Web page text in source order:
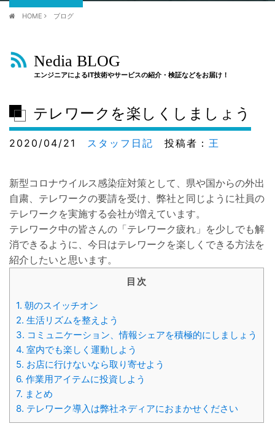
HOME ブログ
Nedia BLOG
エンジニアによるIT技術やサービスの紹介・検証などをお届け！
テレワークを楽しくしましょう
2020/04/21 スタッフ日記 投稿者： 王
新型コロナウイルス感染症対策として、県や国からの外出
自粛、テレワークの要請を受け、弊社と同じように社員の
テレワークを実施する会社が増えています。
テレワーク中の皆さんの「テレワーク疲れ」を少しでも解
消できるように、今日はテレワークを楽しくできる方法を
紹介したいと思います。
目次
1. 朝のスイッチオン
2. 生活リズムを整えよう
3. コミュニケーション、情報シェアを積極的にしましょう
4. 室内でも楽しく運動しよう
5. お店に行けないなら取り寄せよう
6. 作業用アイテムに投資しよう
7. まとめ
8. テレワーク導入は弊社ネディアにおまかせください